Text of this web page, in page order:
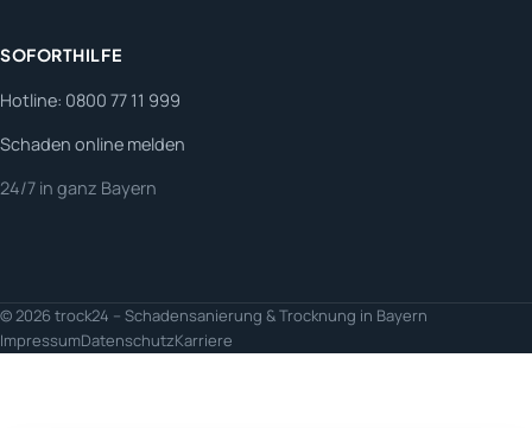
SOFORTHILFE
Hotline: 0800 77 11 999
Schaden online melden
24/7 in ganz Bayern
© 2026 trock24 – Schadensanierung & Trocknung in Bayern
ImpressumDatenschutzKarriere